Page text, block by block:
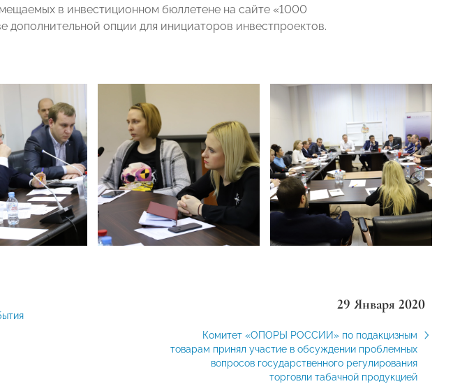
в инвестиционном бюллетене на сайте «1000
опции для инициаторов инвестпроектов.
29 Января 2020
Комитет «ОПОРЫ РОССИИ» по подакцизным
товарам принял участие в обсуждении проблемных
вопросов государственного регулирования
торговли табачной продукцией